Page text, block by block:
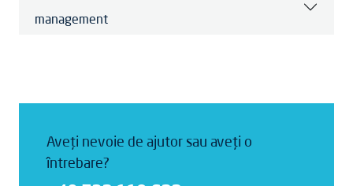
management
Aveți nevoie de ajutor sau aveți o
întrebare?